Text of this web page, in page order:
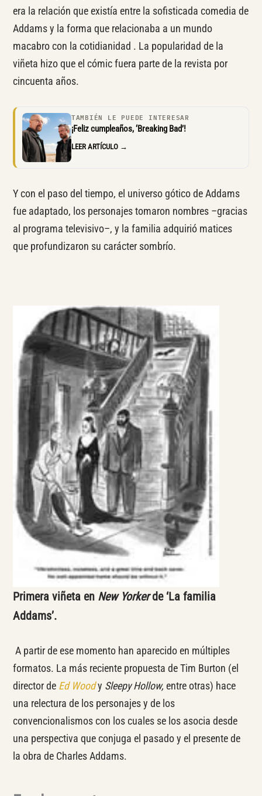
era la relación que existía entre la sofisticada comedia de
Addams y la forma que relacionaba a un mundo
macabro con la cotidianidad . La popularidad de la
viñeta hizo que el cómic fuera parte de la revista por
cincuenta años.
TAMBIÉN LE PUEDE INTERESAR
¡Feliz cumpleaños, ‘Breaking Bad’!
LEER ARTÍCULO →
Y con el paso del tiempo, el universo gótico de Addams
fue adaptado, los personajes tomaron nombres –gracias
al programa televisivo–, y la familia adquirió matices
que profundizaron su carácter sombrío.
Primera viñeta enNew Yorkerde ‘La familia
Addams’.
A partir de ese momento han aparecido en múltiples
formatos. La más reciente propuesta de Tim Burton (el
director de Ed Woody Sleepy Hollow, entre otras) hace
una relectura de los personajes y de los
convencionalismos con los cuales se los asocia desde
una perspectiva que conjuga el pasado y el presente de
la obra de Charles Addams.